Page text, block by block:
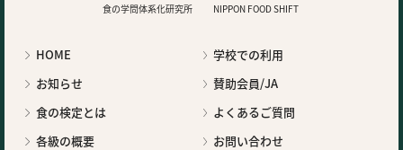
食の学問体系化研究所 NIPPON FOOD SHIFT
HOME
お知らせ
食の検定とは
各級の概要
学校での利用
賛助会員/JA
よくあるご質問
お問い合わせ